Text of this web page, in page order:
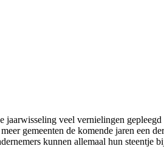
veel vernielingen gepleegd
gemeenten de komende jaren een
kunnen allemaal hun steentje